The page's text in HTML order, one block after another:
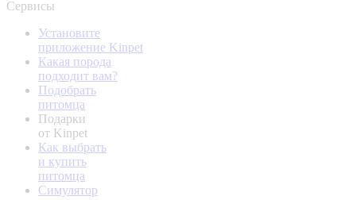
Сервисы
Установите
приложение Kinpet
Какая порода
подходит вам?
Подобрать
питомца
Подарки
от Kinpet
Как выбрать
и купить
питомца
Симулятор